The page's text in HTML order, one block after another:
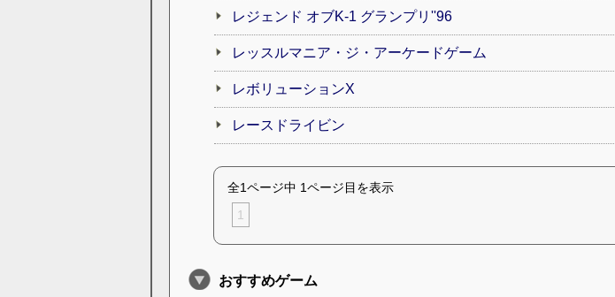
レジェンド オブK-1 グランプリ''96
レッスルマニア・ジ・アーケードゲーム
レボリューションX
レースドライビン
全1ページ中 1ページ目を表示
1
おすすめゲーム